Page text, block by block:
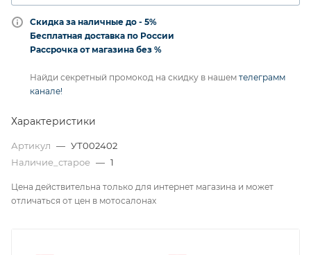
Скидка за наличные до - 5%
Бесплатная доставка по России
Рассрочка от магазина без %
Найди секретный промокод на скидку в нашем телеграмм
канале!
Характеристики
Артикул — УТ002402
Наличие_старое — 1
Цена действительна только для интернет магазина и может
отличаться от цен в мотосалонах